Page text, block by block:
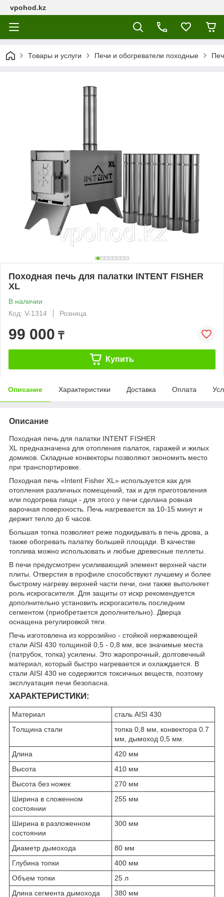
vpohod.kz
Товары и услуги Печи и обогреватели походные
Походная печь для палатки INTENT FISHER
XL
В наличии
Код: V-1314
Розница
99 000 ₸
Купить
Описание Характеристики Доставка Оплата
Описание
Походная печь для палатки INTENT FISHER
XL предназначена для отопления палаток, гаражей и жилых
домиков. Складные конвекторы позволяют экономить место
при транспортировке.
Походная печь «Intent Fisher XL» используется как для
отопления различных помещений, так и для приготовления
или подогрева пищи - для этого у печи сделана ровная
варочная поверхность. Печь нагревается за 10-15 минут и
держит тепло до 6 часов.
Большая топка позволяет реже подкидывать в печь дрова, а
также обогревать палатку большей площади. В качестве
топлива можно использовать и любые древесные пеллеты.
В печи предусмотрен усиливающий элемент верхней части
плиты. Отверстия в профиле способствуют лучшему и более
быстрому нагреву верхней части печи, они также выполняет
роль искрогасителя. Для защиты от искр рекомендуется
дополнительно установить искрогаситель последним
сегментом (приобретается дополнительно). Дверца
оснащена регулировкой тяги.
Печь изготовлена из коррозийно - стойкой нержавеющей
стали AISI 430 толщиной 0,5 - 0,8 мм, все значимые места
(патрубок, топка) усилены. Это жаропрочный, долговечный
материал, который быстро нагревается и охлаждается. В
стали AISI 430 не содержится токсичных веществ, поэтому
эксплуатация печи безопасна.
ХАРАКТЕРИСТИКИ:
Материал
сталь AISI 430
Толщина стали
топка 0,8 мм, конвектора 0.7
мм, дымоход 0,5 мм.
Длина
420 мм
Высота
410 мм
Высота без ножек
270 мм
Ширина в сложенном
состоянии
255 мм
Ширина в разложенном
состоянии
300 мм
Диаметр дымохода
80 мм
Глубина топки
400 мм
Объем топки
25 л
Длина сегмента дымохода
380 мм